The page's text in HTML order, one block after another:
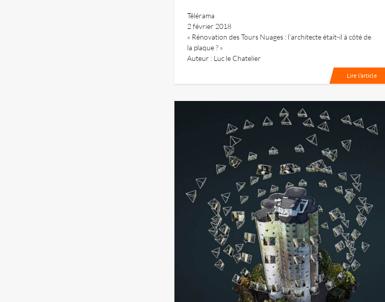
Télérama
2 février 2018
« Rénovation des Tours Nuages : l’architecte était-il à côté de
la plaque ? »
Auteur : Luc le Chatelier
Lire l’article